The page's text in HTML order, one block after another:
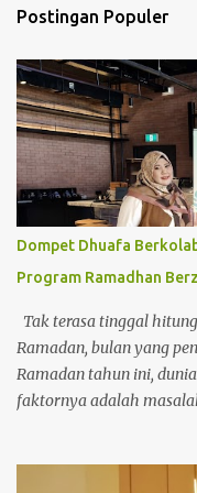
Postingan Populer
Dompet Dhuafa
Program Ramadhan
Tak terasa tinggal
Ramadan, bulan yang
Ramadan tahun ini,
faktornya adalah
Sumatera Utara dan